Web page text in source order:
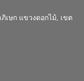
เษก แขวงดอกไม้, เขต